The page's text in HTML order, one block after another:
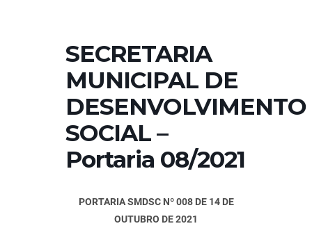
SECRETARIA
MUNICIPAL DE
DESENVOLVIMENTO
SOCIAL –
Portaria 08/2021
PORTARIA SMDSC Nº 008 DE 14 DE
OUTUBRO DE 2021